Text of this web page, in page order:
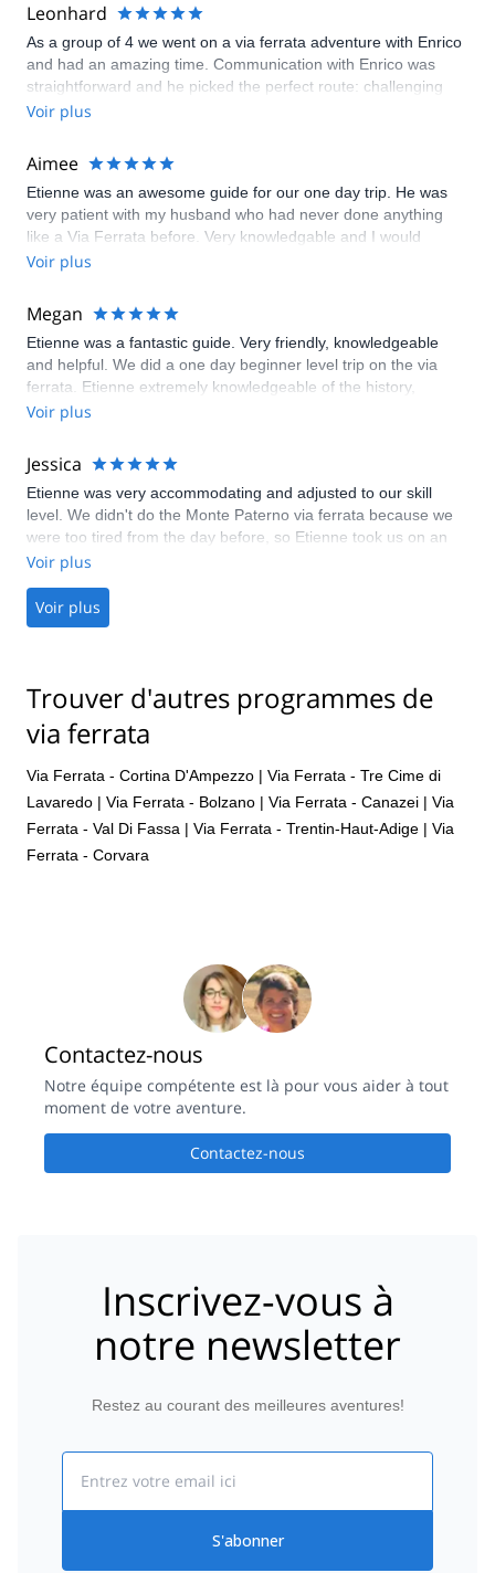
Leonhard
As a group of 4 we went on a via ferrata adventure with Enrico
and had an amazing time. Communication with Enrico was
straightforward and he picked the perfect route: challenging
but not too hard and consequently everybody in the group had
clear that Enrico is extremely competent and has a lot of
experience. We always felt completely safe with him and he
was very encouraging and fun to talk to. Looking forward to
coming back. Highly recommended!
Voir plus
Aimee
Etienne was an awesome guide for our one day trip. He was
very patient with my husband who had never done anything
like a Via Ferrata before. Very knowledgable and I would
recommend him to anyone!
Voir plus
Megan
Etienne was a fantastic guide. Very friendly, knowledgeable
and helpful. We did a one day beginner level trip on the via
ferrata. Etienne extremely knowledgeable of the history,
geography, and culture of the area. I would highly recommend
Voir plus
Jessica
Etienne was very accommodating and adjusted to our skill
level. We didn't do the Monte Paterno via ferrata because we
were too tired from the day before, so Etienne took us on an
easier via ferrata which had a tunnel from WWI.
Voir plus
Voir plus
Trouver d'autres programmes de
via ferrata
Via Ferrata - Cortina D'Ampezzo | Via Ferrata - Tre Cime di
Lavaredo | Via Ferrata - Bolzano | Via Ferrata - Canazei | Via
Ferrata - Val Di Fassa | Via Ferrata - Trentin-Haut-Adige | Via
Ferrata - Corvara
Contactez-nous
Notre équipe compétente est là pour vous aider à tout
moment de votre aventure.
Contactez-nous
Inscrivez-vous à
notre newsletter
Restez au courant des meilleures aventures!
S'abonner